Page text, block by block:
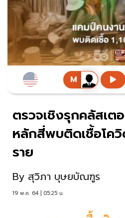
ตรวจเชิงรุกคลัสเต
หลักสี่พบติดเชื้อโควิ
ราย
By สุวิภา บุษยบัณฑูร
19 พ.ค. 64 | 05:25 น.